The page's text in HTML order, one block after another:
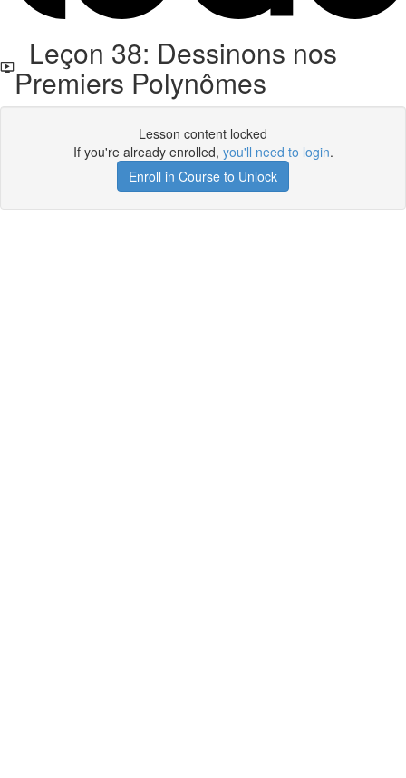
Leçon 38: Dessinons nos
Premiers Polynômes
Lesson content locked
If you're already enrolled, you'll need to login.
Enroll in Course to Unlock